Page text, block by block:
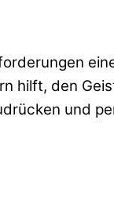
hilft, den
und